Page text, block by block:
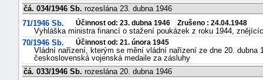
čá. 034/1946 Sb. rozeslána 23. dubna 1946
71/1946 Sb.
Účinnost od: 23. dubna 1946 Zrušeno : 24.04.1948
Vyhláška ministra financí o stažení poukázek z roku 1944,
70/1946 Sb.
Účinnost od: 21. února 1945
Vládní nařízení, kterým se mění vládní nařízení ze dne 20.
československá vojenská medaile za zásluhy
čá. 033/1946 Sb. rozeslána 20. dubna 1946